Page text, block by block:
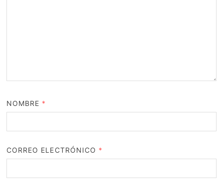
NOMBRE *
CORREO ELECTRÓNICO *